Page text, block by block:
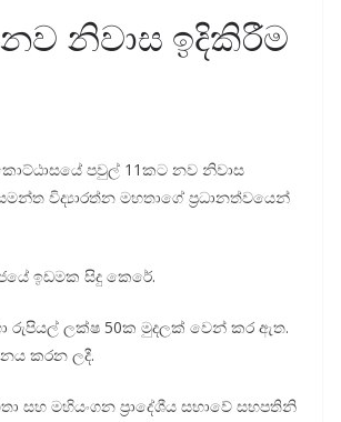
නිවාස ඉදිකිරීම
පවුල් 11කට නව නිවාස
විද්‍යාරත්න මහතාගේ ප්‍රධානත්වයෙන්
ඉඩමක සිදු කෙරේ.
රුපියල් ලක්ෂ 50ක මුදලක් වෙන් කර ඇත.
කරන ලදී.
සහ මහියංගන ප්‍රාදේශීය සභාවේ සභපතිනි